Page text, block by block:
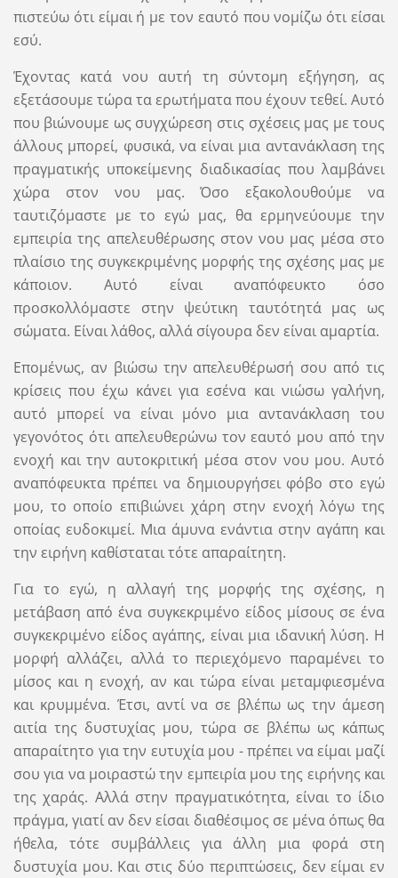
πιστεύω ότι είμαι ή με τον εαυτό που νομίζω ότι είσαι
εσύ.
Έχοντας κατά νου αυτή τη σύντομη εξήγηση, ας
εξετάσουμε τώρα τα ερωτήματα που έχουν τεθεί. Αυτό
που βιώνουμε ως συγχώρεση στις σχέσεις μας με τους
άλλους μπορεί, φυσικά, να είναι μια αντανάκλαση της
πραγματικής υποκείμενης διαδικασίας που λαμβάνει
χώρα στον νου μας. Όσο εξακολουθούμε να
ταυτιζόμαστε με το εγώ μας, θα ερμηνεύουμε την
εμπειρία της απελευθέρωσης στον νου μας μέσα στο
πλαίσιο της συγκεκριμένης μορφής της σχέσης μας με
κάποιον. Αυτό είναι αναπόφευκτο όσο
προσκολλόμαστε στην ψεύτικη ταυτότητά μας ως
σώματα. Είναι λάθος, αλλά σίγουρα δεν είναι αμαρτία.
Επομένως, αν βιώσω την απελευθέρωσή σου από τις
κρίσεις που έχω κάνει για εσένα και νιώσω γαλήνη,
αυτό μπορεί να είναι μόνο μια αντανάκλαση του
γεγονότος ότι απελευθερώνω τον εαυτό μου από την
ενοχή και την αυτοκριτική μέσα στον νου μου. Αυτό
αναπόφευκτα πρέπει να δημιουργήσει φόβο στο εγώ
μου, το οποίο επιβιώνει χάρη στην ενοχή λόγω της
οποίας ευδοκιμεί. Μια άμυνα ενάντια στην αγάπη και
την ειρήνη καθίσταται τότε απαραίτητη.
Για το εγώ, η αλλαγή της μορφής της σχέσης, η
μετάβαση από ένα συγκεκριμένο είδος μίσους σε ένα
συγκεκριμένο είδος αγάπης, είναι μια ιδανική λύση. Η
μορφή αλλάζει, αλλά το περιεχόμενο παραμένει το
μίσος και η ενοχή, αν και τώρα είναι μεταμφιεσμένα
και κρυμμένα. Έτσι, αντί να σε βλέπω ως την άμεση
αιτία της δυστυχίας μου, τώρα σε βλέπω ως κάπως
απαραίτητο για την ευτυχία μου - πρέπει να είμαι μαζί
σου για να μοιραστώ την εμπειρία μου της ειρήνης και
της χαράς. Αλλά στην πραγματικότητα, είναι το ίδιο
πράγμα, γιατί αν δεν είσαι διαθέσιμος σε μένα όπως θα
ήθελα, τότε συμβάλλεις για άλλη μια φορά στη
δυστυχία μου. Και στις δύο περιπτώσεις, δεν είμαι εν